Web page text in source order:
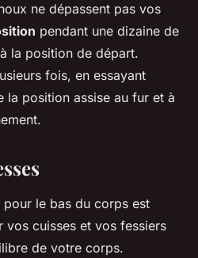
ne dépassent pas vos
pendant une dizaine de
la position de départ.
fois, en essayant
la position assise au fur et à
pour le bas du corps est
cuisses et vos fessiers
de votre corps.